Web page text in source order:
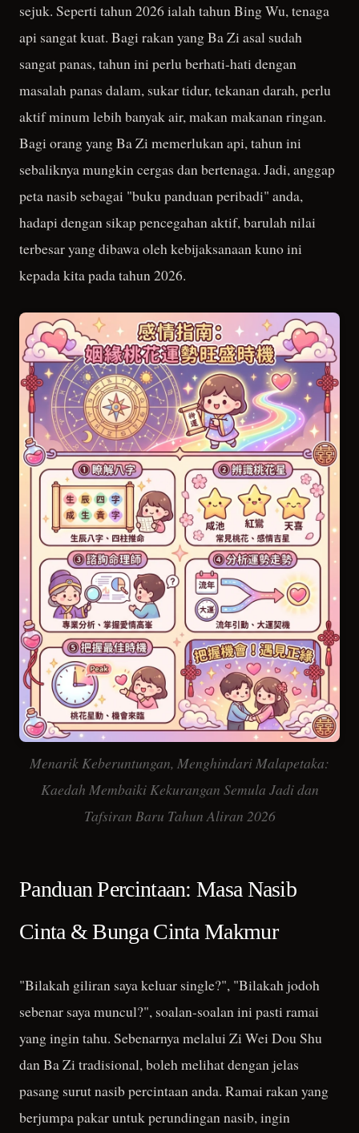
sejuk. Seperti tahun 2026 ialah tahun Bing Wu, tenaga
api sangat kuat. Bagi rakan yang Ba Zi asal sudah
sangat panas, tahun ini perlu berhati-hati dengan
masalah panas dalam, sukar tidur, tekanan darah, perlu
aktif minum lebih banyak air, makan makanan ringan.
Bagi orang yang Ba Zi memerlukan api, tahun ini
sebaliknya mungkin cergas dan bertenaga. Jadi, anggap
peta nasib sebagai "buku panduan peribadi" anda,
hadapi dengan sikap pencegahan aktif, barulah nilai
terbesar yang dibawa oleh kebijaksanaan kuno ini
kepada kita pada tahun 2026.
Menarik Keberuntungan, Menghindari Malapetaka:
Kaedah Membaiki Kekurangan Semula Jadi dan
Tafsiran Baru Tahun Aliran 2026
Panduan Percintaan: Masa Nasib
Cinta & Bunga Cinta Makmur
"Bilakah giliran saya keluar single?", "Bilakah jodoh
sebenar saya muncul?", soalan-soalan ini pasti ramai
yang ingin tahu. Sebenarnya melalui Zi Wei Dou Shu
dan Ba Zi tradisional, boleh melihat dengan jelas
pasang surut nasib percintaan anda. Ramai rakan yang
berjumpa pakar untuk perundingan nasib, ingin